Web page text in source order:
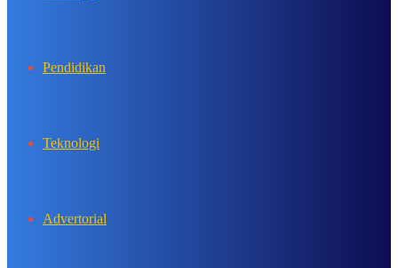
Pendidikan
Teknologi
Advertorial